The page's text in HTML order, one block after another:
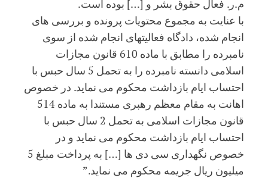
م.ر. فعال حقوق بشر و […] بوده است.
با عنایت به مجموع محتویات پرونده و بررسی های
انجام شده، دادگاه فعالیتهای انجام شده از سوی
نامبرده را مطابق با ماده 610 قانون مجازات
اسلامی دانسته نامبرده را به تحمل 5 سال حبس با
احتساب ایام بازداشت محکوم می نماید. در خصوص
اهانت به مقام معظم رهبری مستندا به ماده 514
قانون مجازات اسلامی به تحمل 2 سال حبس با
احتساب ایام بازداشت محکوم می نماید و در
خصوص نگهداری سی دی ها […] به پرداخت مبلغ 5
میلیون ریال جریمه محکوم می نماید.”